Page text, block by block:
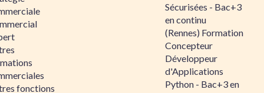
fonctions
Sécurisées - Bac+3
en continu
(Rennes) Formation
Concepteur
Développeur
d'Applications
Python - Bac+3 en